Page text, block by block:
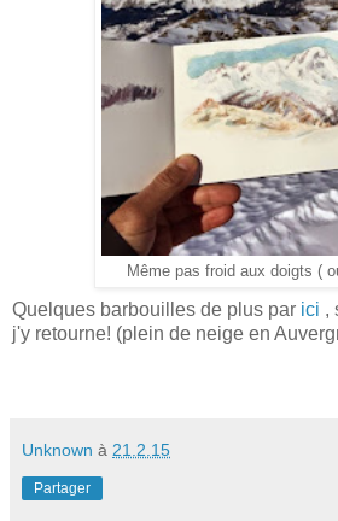
Même pas froid aux doigts (
Quelques barbouilles de plus par ici ,
j'y retourne! (plein de neige en
Unknown à 21.2.15
Partager